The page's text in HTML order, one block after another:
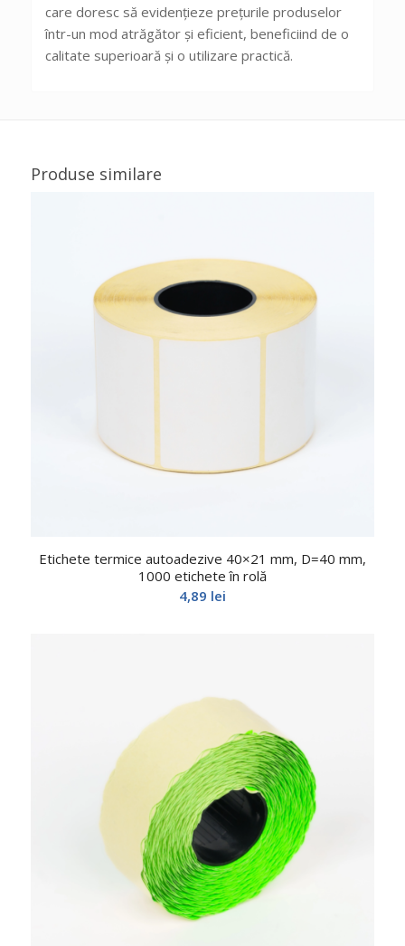
care doresc să evidențieze prețurile produselor
într-un mod atrăgător și eficient, beneficiind de o
calitate superioară și o utilizare practică.
Produse similare
Etichete termice autoadezive 40×21 mm, D=40 mm,
1000 etichete în rolă
4,89 lei